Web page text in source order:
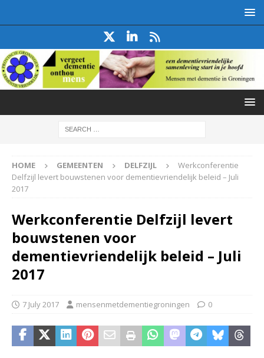
HOME GEMEENTEN DELFZIJL
Werkconferentie
Delfzijl levert bouwstenen voor dementievriendelijk beleid – Juli
2017
Werkconferentie Delfzijl levert
bouwstenen voor
dementievriendelijk beleid – Juli
2017
7 July 2017 mensenmetdementiegroningen 0